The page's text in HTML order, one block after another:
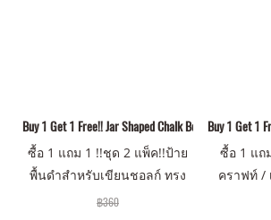
Buy 1 Get 1 Free!! Jar Shaped Chalk Board (Set of 3
ซื้อ 1 แถม 1 !!ชุด 2 แพ็ค!!ป้าย
พื้นดำสำหรับเขียนชอลก์ ทรง
Mason Jar (เซต 3 ชิ้น แบบ
฿360
Buy 1 Get 1
ซื้อ 1 แถ
คราฟท์ /